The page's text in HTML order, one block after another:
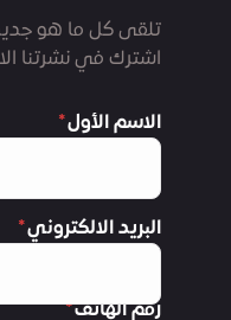
تلقى كل ما هو
اشترك في نشرتنا
الاسم الأول
البريد الالكتروني
رقم الهاتف